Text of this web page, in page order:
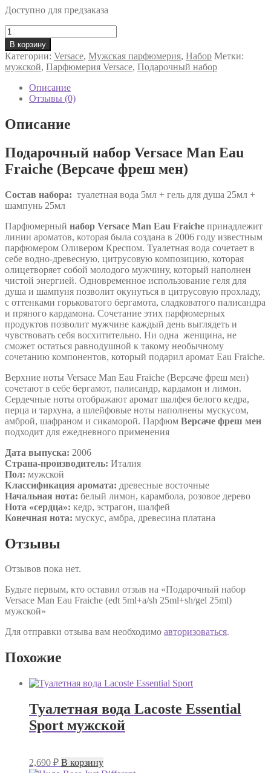
Доступно для предзаказа
Количество
товара
Подарочный
набор
Versace
Man
Fraiche
(edt
5ml+a/sh
25ml)
мужской
В корзину
Категории: Versace, Мужская парфюмерия, Набор Метки:
мужской, Парфюмерия Versace, Подарочный набор
Описание
Отзывы (0)
Описание
Подарочный набор Versace Man Eau
Fraiche (Версаче фреш мен)
Состав набора: туалетная вода 5мл + гель для душа 25мл +
шампунь 25мл
Парфюмерный набор Versace Man Eau Fraiche принадлежит
линии ароматов, которая была создана в 2006 году известным
парфюмером Оливером Креспом. Туалетная вода сочетает в
себе водно-древесную, цитрусовую композицию, которая
олицетворяет собой молодого мужчину, который наполнен
чистой энергией. Одновременное использование геля для
душа и шампуня позволит окунуться в цитрусовую прохладу,
с оттенками горьковатого бергамота, сладковатого палисандра
и пряного кардамона. Сочетание этих парфюмерных
продуктов позволит мужчине каждый день выглядеть и
чувствовать себя восхитительно. Ни одна женщина, не
сможет остаться равнодушной к такому необычному
сочетанию компонентов, который подарил аромат Eau Fraiche.
Верхние ноты Versace Man Eau Fraiche (Версаче фреш мен)
сочетают в себе бергамот, палисандр, кардамон и лимон.
Сердечные ноты отображают аромат шалфея белого кедра,
перца и тархуна, а шлейфовые ноты наполнены мускусом,
амброй, шафраном и сикаморой. Парфюм Версаче фреш мен
подходит для ежедневного применения
Дата выпуска: 2006
Страна-производитель: Италия
Пол: мужской
Классификация аромата: древесные восточные
Начальная нота: белый лимон, карамбола, розовое дерево
Нота «сердца»: кедр, эстрагон, шалфей
Конечная нота: мускус, амбра, древесина платана
Отзывы
Отзывов пока нет.
Будьте первым, кто оставил отзыв на «Подарочный набор
Versace Man Eau Fraiche (edt 5ml+a/sh 25ml+sh/gel 25ml)
мужской»
Для отправки отзыва вам необходимо авторизоваться.
Похожие
Туалетная вода Lacoste Essential
Sport мужской
2,690 ₽ В корзину